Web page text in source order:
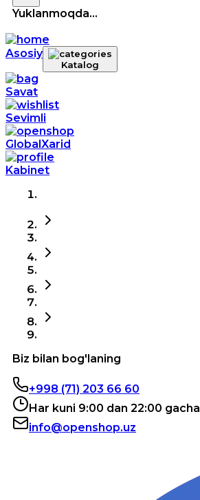
Yuklanmoqda...
Asosiy
Katalog
Savat
Sevimli
GlobalXarid
Kabinet
Biz bilan bog'laning
+998 (71) 203 66 60
Har kuni 9:00 dan 22:00 gacha
info@openshop.uz